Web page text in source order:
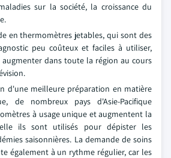
sur la société, la croissance du
en thermomètres jetables, qui sont des
peu coûteux et faciles à utiliser,
dans toute la région au cours
d'une meilleure préparation en matière
de nombreux pays d'Asie-Pacifique
à usage unique et augmentent la
ils sont utilisés pour dépister les
saisonnières. La demande de soins
également à un rythme régulier, car les